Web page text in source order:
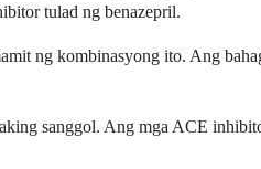
tulad ng benazepril.
ng kombinasyong ito. Ang
sanggol. Ang mga ACE